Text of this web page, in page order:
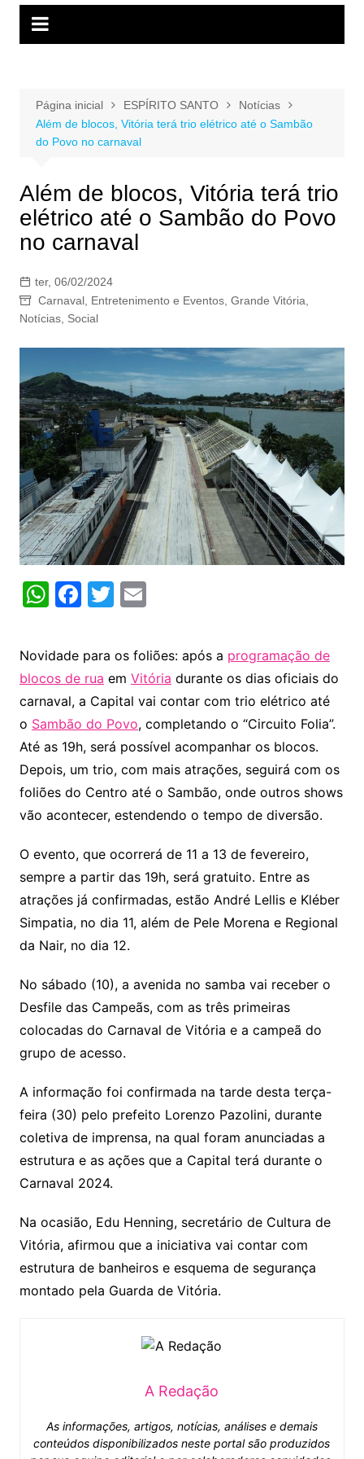
Página inicial ESPÍRITO SANTO
Notícias
Além de blocos, Vitória terá trio elétrico até o Sambão
do Povo no carnaval
Além de blocos, Vitória terá trio
elétrico até o Sambão do Povo
no carnaval
ter, 06/02/2024
Carnaval, Entretenimento e Eventos, Grande Vitória
Notícias, Social
W
at
s
A
p
p
F
c
e
b
o
o
k
T
itt
er
E
ai
l
Novidade para os foliões: após a programação de
blocos de rua em Vitória durante os dias oficiais do
carnaval, a Capital vai contar com trio elétrico até
o Sambão do Povo, completando o “Circuito Folia”.
Até as 19h, será possível acompanhar os blocos.
Depois, um trio, com mais atrações, seguirá com os
foliões do Centro até o Sambão, onde outros shows
vão acontecer, estendendo o tempo de diversão.
O evento, que ocorrerá de 11 a 13 de fevereiro,
sempre a partir das 19h, será gratuito. Entre as
atrações já confirmadas, estão André Lellis e Kléber
Simpatia, no dia 11, além de Pele Morena e Regional
da Nair, no dia 12.
No sábado (10), a avenida no samba vai receber o
Desfile das Campeãs, com as três primeiras
colocadas do Carnaval de Vitória e a campeã do
grupo de acesso.
A informação foi confirmada na tarde desta terça-
feira (30) pelo prefeito Lorenzo Pazolini, durante
coletiva de imprensa, na qual foram anunciadas a
estrutura e as ações que a Capital terá durante o
Carnaval 2024.
Na ocasião, Edu Henning, secretário de Cultura de
Vitória, afirmou que a iniciativa vai contar com
estrutura de banheiros e esquema de segurança
montado pela Guarda de Vitória.
A Redação
As informações, artigos, notícias, análises e demais
conteúdos disponibilizados neste portal são produzidos